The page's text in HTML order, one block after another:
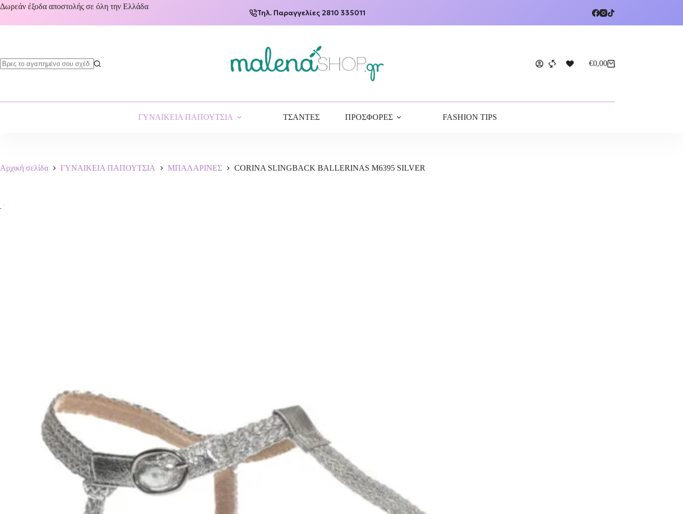
Δωρεάν έξοδα αποστολής σε όλη την Ελλάδα
Τηλ. Παραγγελίες 2810 335011
€0,00
ΓΥΝΑΙΚΕΙΑ ΠΑΠΟΥΤΣΙΑ ΤΣΑΝΤΕΣ ΠΡΟΣΦΟΡΕΣ FASHION TIPS
Αρχική σελίδα ΓΥΝΑΙΚΕΙΑ ΠΑΠΟΥΤΣΙΑ ΜΠΑΛΑΡΙΝΕΣ CORINA SLINGBACK BALLERINAS M6395 SILVER
-14%